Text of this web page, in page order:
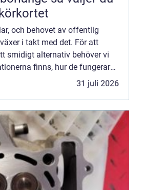
och behovet av offentlig
i takt med det. För att
smidigt alternativ behöver vi
finns, hur de fungerar
31 juli 2026